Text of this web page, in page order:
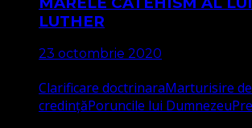
LUTHER
23 octombrie 2020
Clarificare doctrinaraMarturisire de
credințăPoruncile lui Dumnezeu